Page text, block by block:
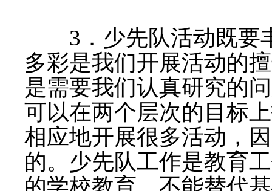
3 ．少先队活动既
多彩是我们开展活动的
是需要我们认真研究的
可以在两个层次的目标
相应地开展很多活动，
的。少先队工作是教育